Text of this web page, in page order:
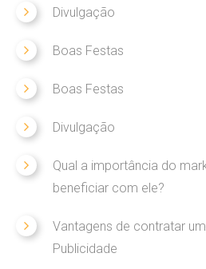
HOSPEDAGEM
Divulgação
Boas Festas
Boas Festas
Divulgação
Qual a importância do
beneficiar com ele?
Vantagens de contratar
Publicidade